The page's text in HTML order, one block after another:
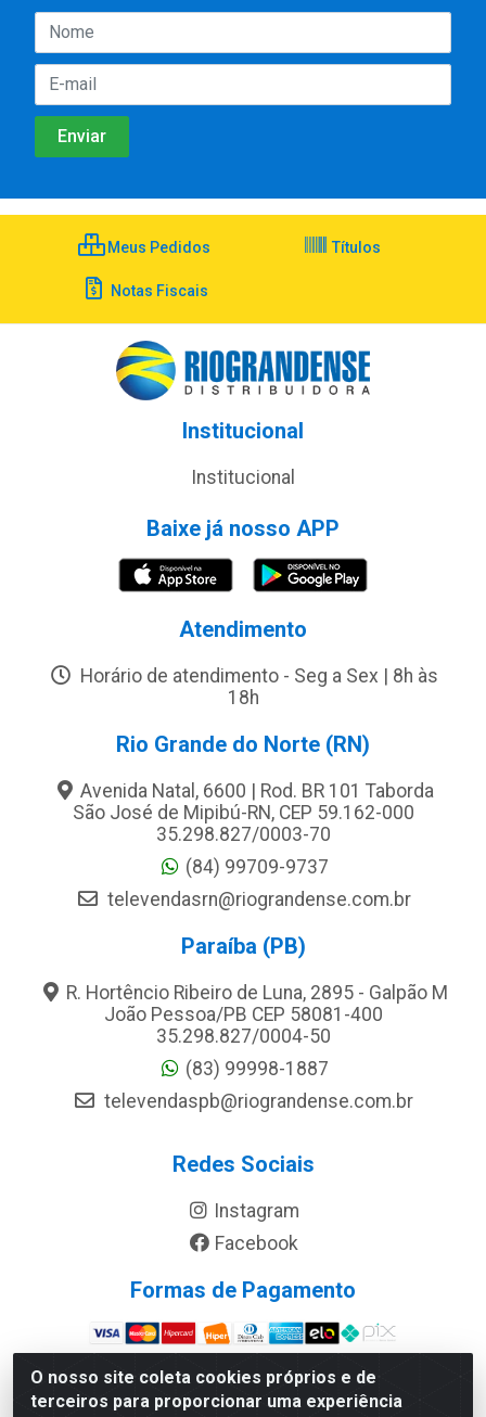
O nosso site coleta cookies próprios e de
terceiros para proporcionar uma experiência
Meus Pedidos Títulos
Notas Fiscais
Institucional
Institucional
Baixe já nosso APP
Atendimento
Horário de atendimento - Seg a Sex | 8h às
18h
Rio Grande do Norte (RN)
Avenida Natal, 6600 | Rod. BR 101 Taborda
São José de Mipibú-RN, CEP 59.162-000
35.298.827/0003-70
(84) 99709-9737
televendasrn@riograndense.com.br
Paraíba (PB)
R. Hortêncio Ribeiro de Luna, 2895 - Galpão M
João Pessoa/PB CEP 58081-400
35.298.827/0004-50
(83) 99998-1887
televendaspb@riograndense.com.br
Redes Sociais
Instagram
Facebook
Formas de Pagamento
Site Seguro